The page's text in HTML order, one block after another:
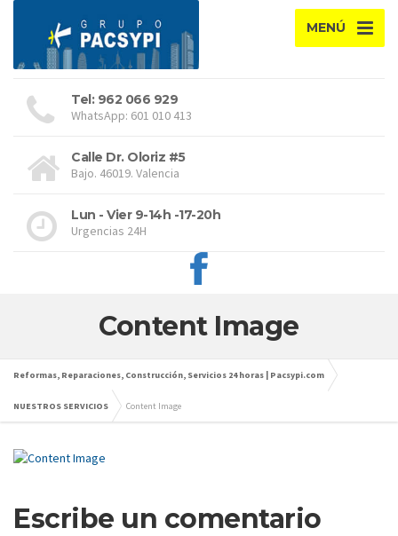
MENÚ
Tel: 962 066 929
WhatsApp: 601 010 413
Calle Dr. Oloriz #5
Bajo. 46019. Valencia
Lun - Vier 9-14h -17-20h
Urgencias 24H
Content Image
Reformas, Reparaciones, Construcción, Servicios 24 horas | Pacsypi.com
NUESTROS SERVICIOS Content Image
Escribe un comentario